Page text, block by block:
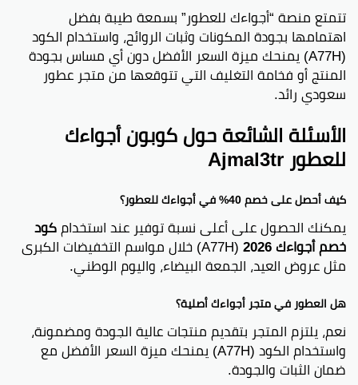
تتمتع منصة “أجواءك للعطور” بسمعة طيبة بفضل
اهتمامها بجودة المكونات وثبات الروائح، واستخدام الكود
(A77H) يمنحك ميزة السعر الأفضل دون أي مساس بجودة
المنتج أو فخامة التغليف التي تتوقعها من متجر عطور
سعودي رائد.
الأسئلة الشائعة حول كوبون أجواءك
للعطور Ajmal3tr
كيف أحصل على خصم 40% في أجواءك للعطور؟
يمكنك الحصول على أعلى نسبة توفير عند استخدامكود
خصم أجواءك 2026 (A77H) خلال مواسم التخفيضات الكبرى
مثل عروض العيد، الجمعة البيضاء، واليوم الوطني.
هل العطور في متجر أجواءك أصلية؟
نعم، يلتزم المتجر بتقديم منتجات عالية الجودة ومضمونة،
واستخدام الكود (A77H) يمنحك ميزة السعر الأفضل مع
ضمان الثبات والجودة.